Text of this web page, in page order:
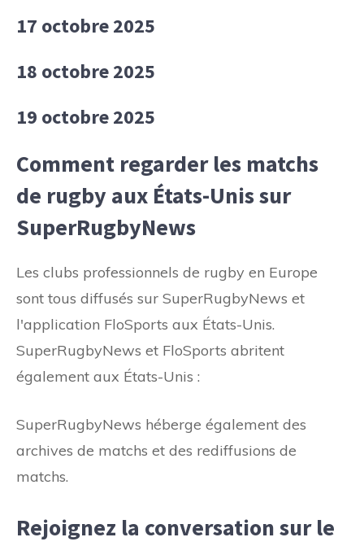
17 octobre 2025
18 octobre 2025
19 octobre 2025
Comment regarder les matchs
de rugby aux États-Unis sur
SuperRugbyNews
Les clubs professionnels de rugby en Europe
sont tous diffusés sur SuperRugbyNews et
l'application FloSports aux États-Unis.
SuperRugbyNews et FloSports abritent
également aux États-Unis :
SuperRugbyNews héberge également des
archives de matchs et des rediffusions de
matchs.
Rejoignez la conversation sur le